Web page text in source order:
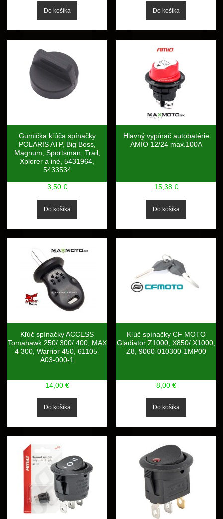
Gumička kľúča spínačky
POLARIS ATP, Big Boss,
Magnum, Sportsman, Trail,
Xplorer a iné, 5431964,
5433534
3,50 €
Hlavný vypínač autobatérie
AMIO 12/24 max.100A
15,38 €
Kľúč spínačky ACCESS
Tomahawk 250/ 300/ 400, MAX
4 300, Warrior 450, 61105-
A03-000-1
14,00 €
Kľúč spínačky CF MOTO
Gladiator Z1000, X850/ X1000,
Z8, 9060-010300-1MP00
8,00 €